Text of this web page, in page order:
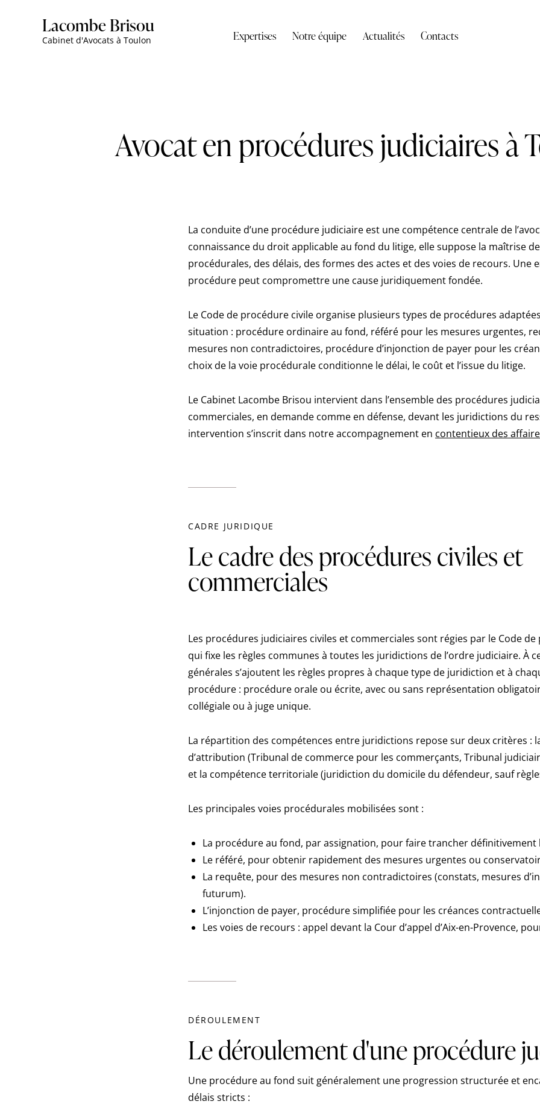
Lacombe Brisou
Cabinet d'Avocats à Toulon Expertises Notre équipe Actualités Contacts
Avocat en procédures judiciaires à
La conduite d’une procédure judiciaire est une compétence centrale de
connaissance du droit applicable au fond du litige, elle suppose la maîtrise
procédurales, des délais, des formes des actes et des voies de recours. Une
procédure peut compromettre une cause juridiquement fondée.
Le Code de procédure civile organise plusieurs types de procédures
situation : procédure ordinaire au fond, référé pour les mesures urgentes,
mesures non contradictoires, procédure d’injonction de payer pour les
choix de la voie procédurale conditionne le délai, le coût et l’issue du litige.
Le Cabinet Lacombe Brisou intervient dans l’ensemble des procédures
commerciales, en demande comme en défense, devant les juridictions du
intervention s’inscrit dans notre accompagnement en contentieux des
CADRE JURIDIQUE
Le cadre des procédures civiles et
commerciales
Les procédures judiciaires civiles et commerciales sont régies par le Code
qui fixe les règles communes à toutes les juridictions de l’ordre judiciaire. À
générales s’ajoutent les règles propres à chaque type de juridiction et à
procédure : procédure orale ou écrite, avec ou sans représentation
collégiale ou à juge unique.
La répartition des compétences entre juridictions repose sur deux critères :
d’attribution (Tribunal de commerce pour les commerçants, Tribunal
et la compétence territoriale (juridiction du domicile du défendeur, sauf
Les principales voies procédurales mobilisées sont :
La procédure au fond, par assignation, pour faire trancher définitivement
Le référé, pour obtenir rapidement des mesures urgentes ou
La requête, pour des mesures non contradictoires (constats, mesures
futurum).
L’injonction de payer, procédure simplifiée pour les créances
Les voies de recours : appel devant la Cour d’appel d’Aix-en-Provence,
DÉROULEMENT
Le déroulement d'une procédure
Une procédure au fond suit généralement une progression structurée et
délais stricts :